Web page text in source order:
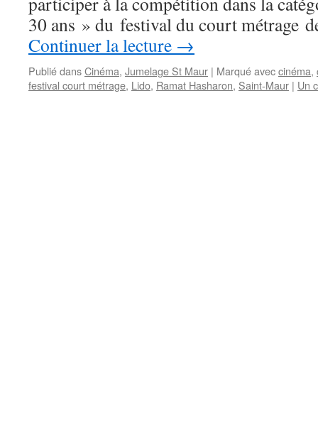
30 ans » du festival du court métrage
Continuer la lecture →
Publié dansCinéma, Jumelage St Maur | Marqué aveccinéma,
festival court métrage, Lido, Ramat Hasharon, Saint-Maur | Un